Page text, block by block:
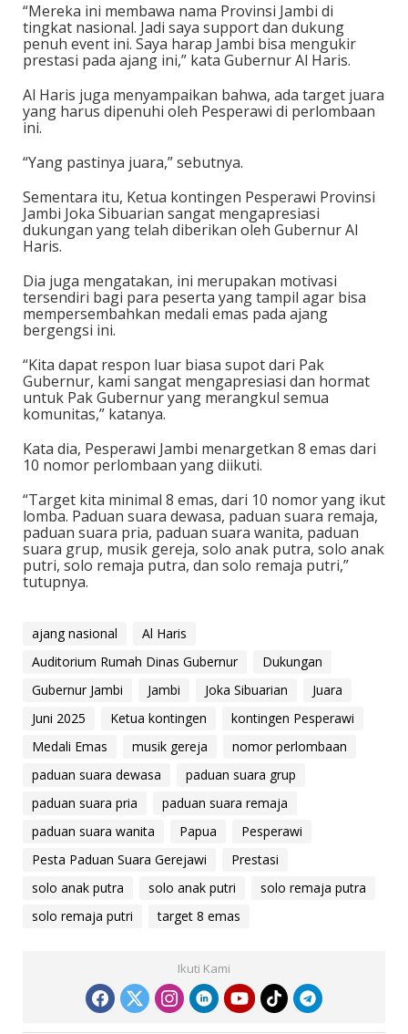
“Mereka ini membawa nama Provinsi Jambi di
tingkat nasional. Jadi saya support dan dukung
penuh event ini. Saya harap Jambi bisa mengukir
prestasi pada ajang ini,” kata Gubernur Al Haris.
Al Haris juga menyampaikan bahwa, ada target juara
yang harus dipenuhi oleh Pesperawi di perlombaan
ini.
“Yang pastinya juara,” sebutnya.
Sementara itu, Ketua kontingen Pesperawi Provinsi
Jambi Joka Sibuarian sangat mengapresiasi
dukungan yang telah diberikan oleh Gubernur Al
Haris.
Dia juga mengatakan, ini merupakan motivasi
tersendiri bagi para peserta yang tampil agar bisa
mempersembahkan medali emas pada ajang
bergengsi ini.
“Kita dapat respon luar biasa supot dari Pak
Gubernur, kami sangat mengapresiasi dan hormat
untuk Pak Gubernur yang merangkul semua
komunitas,” katanya.
Kata dia, Pesperawi Jambi menargetkan 8 emas dari
10 nomor perlombaan yang diikuti.
“Target kita minimal 8 emas, dari 10 nomor yang ikut
lomba. Paduan suara dewasa, paduan suara remaja,
paduan suara pria, paduan suara wanita, paduan
suara grup, musik gereja, solo anak putra, solo anak
putri, solo remaja putra, dan solo remaja putri,”
tutupnya.
ajang nasional
Al Haris
Auditorium Rumah Dinas Gubernur
Dukungan
Gubernur Jambi
Jambi Joka Sibuarian
Juara
Juni 2025
Ketua kontingen
kontingen Pesperawi
Medali Emas
musik gereja
nomor perlombaan
paduan suara dewasa
paduan suara grup
paduan suara pria
paduan suara remaja
paduan suara wanita
Papua
Pesperawi
Pesta Paduan Suara Gerejawi
Prestasi
solo anak putra
solo anak putri
solo remaja putra
solo remaja putri
target 8 emas
Ikuti Kami